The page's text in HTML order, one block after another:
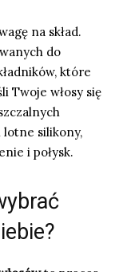
na skład.
do
które
Twoje włosy się
lotne silikony,
i połysk.